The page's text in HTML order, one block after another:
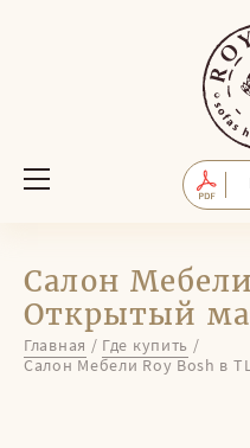
Салон
Открытый
Главная / Где купить /
Салон Мебели Roy Bosh в